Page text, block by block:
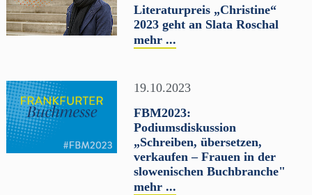
Literaturpreis „Christine“
2023 geht an Slata Roschal
mehr ...
19.10.2023
FBM2023:
Podiumsdiskussion
„Schreiben, übersetzen,
verkaufen – Frauen in der
slowenischen Buchbranche"
mehr ...